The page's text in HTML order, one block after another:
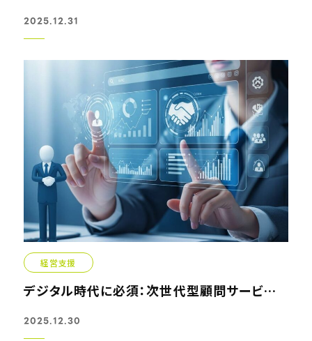
2025.12.31
経営支援
デジタル時代に必須：次世代型顧問サービスの選び方ガイド
2025.12.30